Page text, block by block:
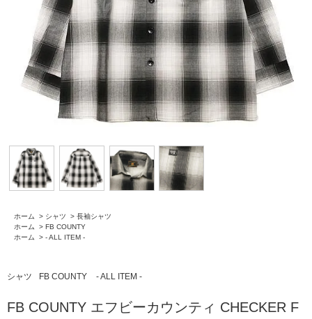
ホーム > シャツ > 長袖シャツ
ホーム
> FB COUNTY
ホーム
> - ALL ITEM -
シャツ FB COUNTY - ALL ITEM -
FB COUNTY エフビーカウンティ CHECKER F